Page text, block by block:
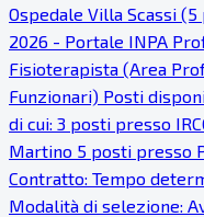
Ospedale Villa Scassi
2026 - Portale INPA
Fisioterapista (Area
Funzionari) Posti
di cui: 3 posti presso
Martino 5 posti presso
Contratto: Tempo
Modalità di selezione: